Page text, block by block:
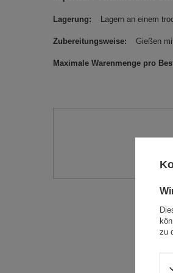
Lagerung Lagern an einem
Zubereitungsweise Gießen
Maximale Warenmenge pro
zu